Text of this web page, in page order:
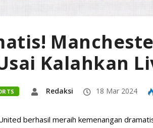
Kalahkan
Redaksi 18 Mar 2024
berhasil meraih kemenangan